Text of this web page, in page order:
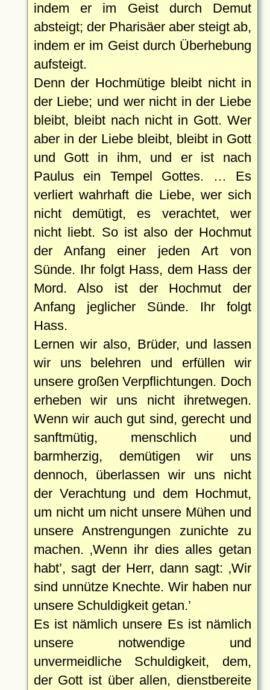
indem er im Geist durch Demut
absteigt; der Pharisäer aber steigt ab,
indem er im Geist durch Überhebung
aufsteigt.
Denn der Hochmütige bleibt nicht in
der Liebe; und wer nicht in der Liebe
bleibt, bleibt nach nicht in Gott. Wer
aber in der Liebe bleibt, bleibt in Gott
und Gott in ihm, und er ist nach
Paulus ein Tempel Gottes. … Es
verliert wahrhaft die Liebe, wer sich
nicht demütigt, es verachtet, wer
nicht liebt. So ist also der Hochmut
der Anfang einer jeden Art von
Sünde. Ihr folgt Hass, dem Hass der
Mord. Also ist der Hochmut der
Anfang jeglicher Sünde. Ihr folgt
Hass.
Lernen wir also, Brüder, und lassen
wir uns belehren und erfüllen wir
unsere großen Verpflichtungen. Doch
erheben wir uns nicht ihretwegen.
Wenn wir auch gut sind, gerecht und
sanftmütig, menschlich und
barmherzig, demütigen wir uns
dennoch, überlassen wir uns nicht
der Verachtung und dem Hochmut,
um nicht um nicht unsere Mühen und
unsere Anstrengungen zunichte zu
machen.
Wenn ihr dies alles getan
habt , sagt der Herr, dann sagt: Wir
sind unnütze Knechte. Wir haben nur
unsere Schuldigkeit getan.
Es ist nämlich unsere Es ist nämlich
unsere notwendige und
unvermeidliche Schuldigkeit, dem,
der Gott ist über allen, dienstbereite